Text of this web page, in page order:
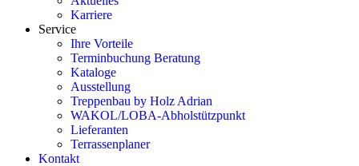
Karriere
Service
Ihre Vorteile
Terminbuchung Beratung
Kataloge
Ausstellung
Treppenbau by Holz Adrian
WAKOL/LOBA-Abholstützpunkt
Lieferanten
Terrassenplaner
Kontakt